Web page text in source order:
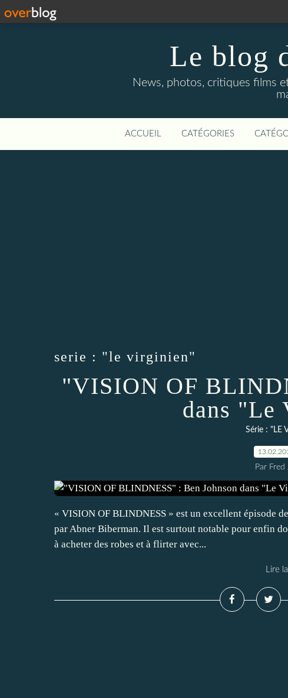
Le blog
News, photos, critiques films
ACCUEIL CATÉGORIES
serie : "le virginien"
"VISION OF
dans "Le
Série : "LE
Par Fred
« VISION OF BLINDNESS » est un excellent épisode
par Abner Biberman. Il est surtout notable pour enfin
à acheter des robes et à flirter avec...
Lire